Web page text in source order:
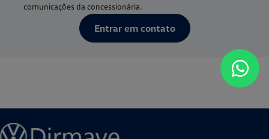
comunicações da concessionária.
Entrar em contato